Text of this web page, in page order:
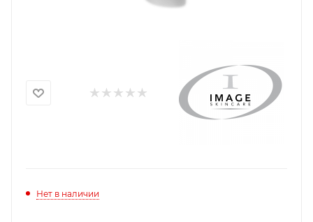
Нет в наличии